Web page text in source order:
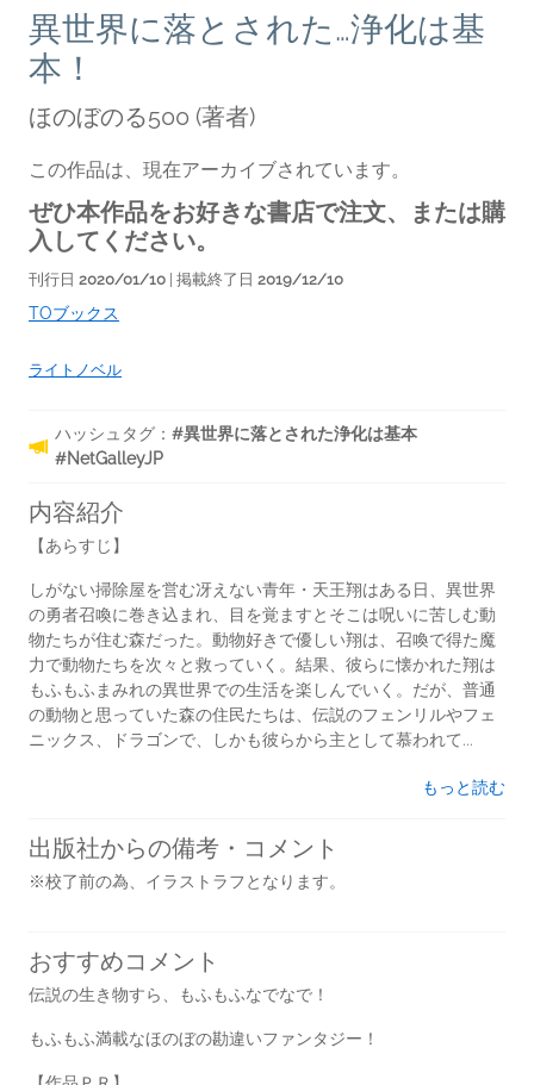
異世界に落とされた…浄化は基
本！
ほのぼのる500 (著者)
この作品は、現在アーカイブされています。
ぜひ本作品をお好きな書店で注文、または購
入してください。
刊行日 2020/01/10 | 掲載終了日 2019/12/10
TOブックス
ライトノベル
ハッシュタグ： #異世界に落とされた浄化は基本
#NetGalleyJP
内容紹介
【あらすじ】
しがない掃除屋を営む冴えない青年・天王翔はある日、異世界
の勇者召喚に巻き込まれ、目を覚ますとそこは呪いに苦しむ動
物たちが住む森だった。動物好きで優しい翔は、召喚で得た魔
力で動物たちを次々と救っていく。結果、彼らに懐かれた翔は
もふもふまみれの異世界での生活を楽しんでいく。だが、普通
の動物と思っていた森の住民たちは、伝説のフェンリルやフェ
ニックス、ドラゴンで、しかも彼らから主として慕われて...
もっと読む
出版社からの備考・コメント
※校了前の為、イラストラフとなります。
おすすめコメント
伝説の生き物すら、もふもふなでなで！
もふもふ満載なほのぼの勘違いファンタジー！